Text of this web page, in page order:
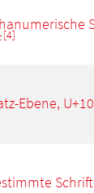
[4]
Ebene,
Schrift